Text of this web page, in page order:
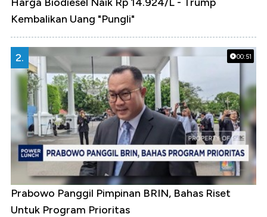
Kembalikan Uang "Pungli"
00:51
2.
Prabowo Panggil Pimpinan BRIN, Bahas Riset
Untuk Program Prioritas